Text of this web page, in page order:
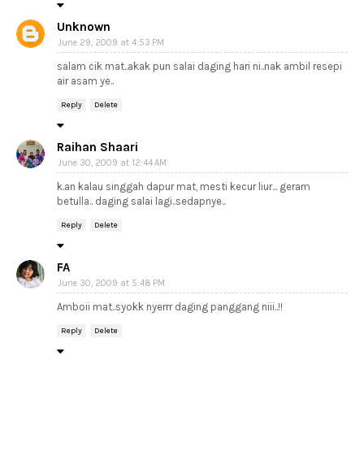
Unknown
June 29, 2009 at 4:53 PM
salam cik mat..akak pun salai daging hari ni..nak ambil resepi
air asam ye..
Reply Delete
Raihan Shaari
June 30, 2009 at 12:44 AM
k.an kalau singgah dapur mat, mesti kecur liur... geram
betulla.. daging salai lagi..sedapnye..
Reply Delete
FA
June 30, 2009 at 5:48 PM
Amboii mat..syokk nyerrr daging panggang niii..!!
Reply Delete